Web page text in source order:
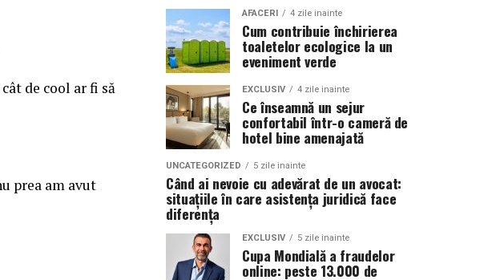
de cool ar fi să
prea am avut
AFACERI 4 zile inainte
Cum contribuie închirierea
toaletelor ecologice la un
eveniment verde
EXCLUSIV 4 zile inainte
Ce înseamnă un sejur
confortabil într-o cameră de
hotel bine amenajată
UNCATEGORIZED 5 zile inainte
Când ai nevoie cu adevărat de un avocat:
situațiile în care asistența juridică face
diferența
EXCLUSIV 5 zile inainte
Cupa Mondială a fraudelor
online: peste 13.000 de